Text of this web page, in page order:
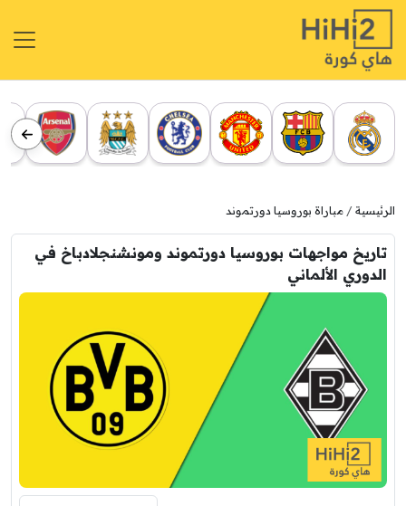
الرئيسية مباراة بوروسيا دورتموند
تاريخ مواجهات بوروسيا دورتموند ومونشنجلادباخ في
الدوري الألماني